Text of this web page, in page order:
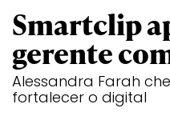
Smartclip
gerente
Alessandra Farah
fortalecer o digital